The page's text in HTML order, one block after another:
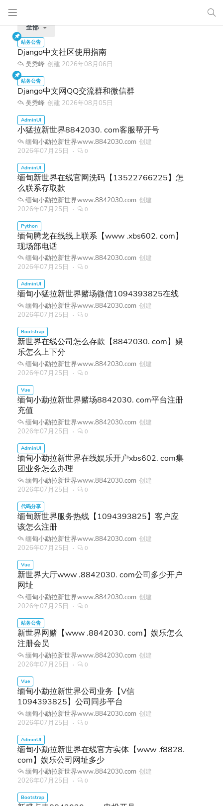
全部
Django中文社区使用指南
吴秀峰 创建 2026年08月06日
Django中文网QQ交流群和微信群
吴秀峰 创建 2026年08月05日
小猛拉新世界8842030. com客服帮开号
缅甸小勐拉新世界www.8842030.com 创建
2026年07月25日
0
缅甸新世界在线官网洗码【13522766225】怎
么联系存取款
缅甸小勐拉新世界www.8842030.com 创建
2026年07月25日
0
缅甸腾龙在线线上联系【www .xbs602. com】
现场部电话
缅甸小勐拉新世界www.8842030.com 创建
2026年07月25日
0
缅甸小猛拉新世界赌场微信1094393825在线
缅甸小勐拉新世界www.8842030.com 创建
2026年07月25日
0
新世界在线公司怎么存款【8842030. com】娱
乐怎么上下分
缅甸小勐拉新世界www.8842030.com 创建
2026年07月25日
0
缅甸小勐拉新世界赌场8842030. com平台注册
充值
缅甸小勐拉新世界www.8842030.com 创建
2026年07月25日
0
缅甸小勐拉新世界在线娱乐开户xbs602. com集
团业务怎么办理
缅甸小勐拉新世界www.8842030.com 创建
2026年07月25日
0
缅甸新世界服务热线【1094393825】客户应
该怎么注册
缅甸小勐拉新世界www.8842030.com 创建
2026年07月25日
0
新世界大厅www .8842030. com公司多少开户
网址
缅甸小勐拉新世界www.8842030.com 创建
2026年07月25日
0
新世界网赌【www .8842030. com】娱乐怎么
注册会员
缅甸小勐拉新世界www.8842030.com 创建
2026年07月25日
0
缅甸小勐拉新世界公司业务【V信
1094393825】公司同步平台
缅甸小勐拉新世界www.8842030.com 创建
2026年07月25日
0
缅甸小勐拉新世界在线官方实体【www .f8828.
com】娱乐公司网址多少
缅甸小勐拉新世界www.8842030.com 创建
2026年07月25日
0